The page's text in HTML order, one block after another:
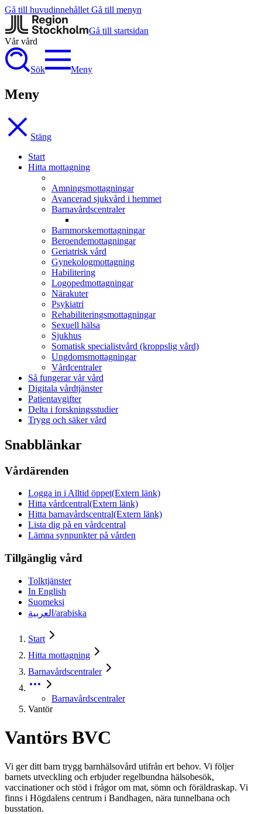
Gå till huvudinnehållet Gå till menyn
Gå till startsidan
Vår vård
Sök Meny
Meny
Stäng
Start
Hitta mottagning
Amningsmottagningar
Avancerad sjukvård i hemmet
Barnavårdscentraler
Barnmorskemottagningar
Beroendemottagningar
Geriatrisk vård
Gynekologmottagning
Habilitering
Logopedmottagningar
Närakuter
Psykiatri
Rehabiliteringsmottagningar
Sexuell hälsa
Sjukhus
Somatisk specialistvård (kroppslig vård)
Ungdomsmottagningar
Vårdcentraler
Så fungerar vår vård
Digitala vårdtjänster
Patientavgifter
Delta i forskningsstudier
Trygg och säker vård
Snabblänkar
Vårdärenden
Logga in i Alltid öppet(Extern länk)
Hitta vårdcentral(Extern länk)
Hitta barnavårdscentral(Extern länk)
Lista dig på en vårdcentral
Lämna synpunkter på vården
Tillgänglig vård
Tolktjänster
In English
Suomeksi
العربية/arabiska
Start
Hitta mottagning
Barnavårdscentraler
Barnavårdscentraler
Vantör
Vantörs BVC
Vi ger ditt barn trygg barnhälsovård utifrån ert behov. Vi följer
barnets utveckling och erbjuder regelbundna hälsobesök,
vaccinationer och stöd i frågor om mat, sömn och föräldraskap. Vi
finns i Högdalens centrum i Bandhagen, nära tunnelbana och
busstation.